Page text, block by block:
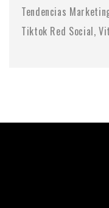
Tendencias
Tiktok Red Social